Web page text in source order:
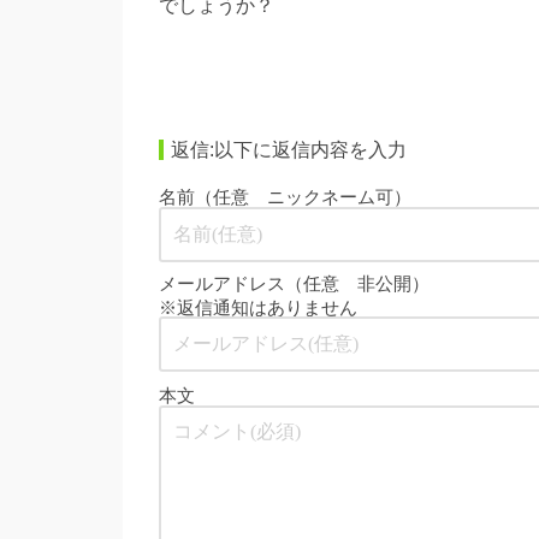
でしょうか？
返信:以下に返信内容を入力
名前（任意 ニックネーム可）
メールアドレス（任意 非公開）
※返信通知はありません
本文